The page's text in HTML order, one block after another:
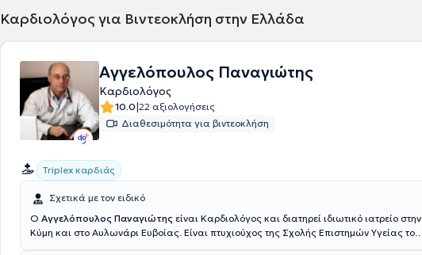
Καρδιολόγος για Βιντεοκλήση στην Ελλάδα
Αγγελόπουλος Παναγιώτης
Καρδιολόγος
10.0|22 αξιολογήσεις
Διαθεσιμότητα για βιντεοκλήση
Triplex καρδιάς
Σχετικά με τον ειδικό
Ο Αγγελόπουλος Παναγιώτης είναι Καρδιολόγος και διατηρεί ιδιωτικό ιατρείο στην
Κύμη και στο Αυλωνάρι Ευβοίας. Είναι πτυχιούχος της Σχολής Επιστημών Υγείας του